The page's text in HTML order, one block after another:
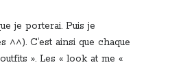
je porterai. Puis je
^^). C’est ainsi que chaque
». Les « look at me «